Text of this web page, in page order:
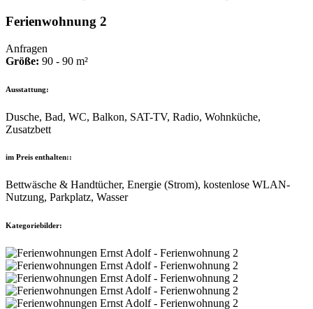
Ferienwohnung 2
Anfragen
Größe: 90 - 90 m²
Ausstattung:
Dusche, Bad, WC, Balkon, SAT-TV, Radio, Wohnküche,
Zusatzbett
im Preis enthalten::
Bettwäsche & Handtücher, Energie (Strom), kostenlose WLAN-
Nutzung, Parkplatz, Wasser
Kategoriebilder: